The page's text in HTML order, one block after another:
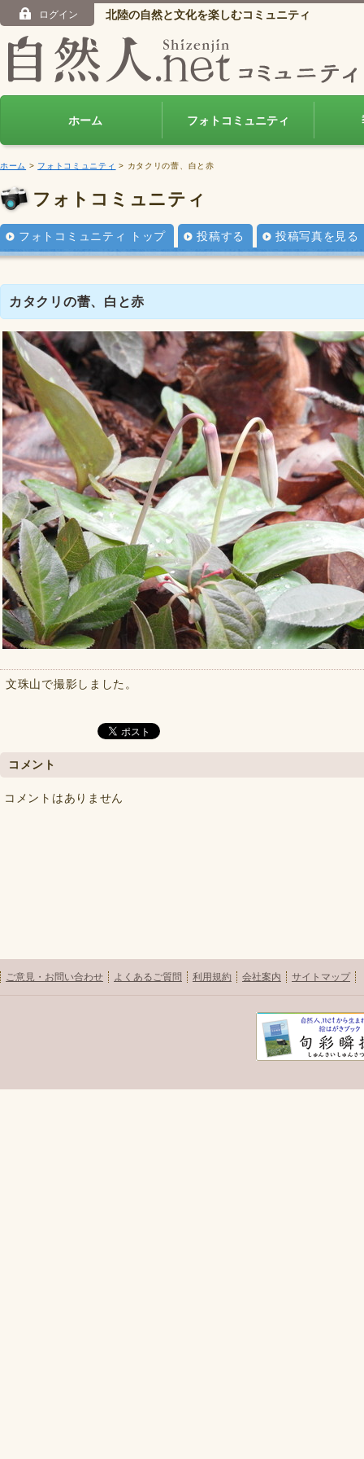
ログイン 北陸の自然と文化を楽しむコミュニティ
ホーム フォトコミュニティ
ホーム > フォトコミュニティ > カタクリの蕾、白と赤
フォトコミュニティ
フォトコミュニティ トップ 投稿する 投稿写真を見る
カタクリの蕾、白と赤
文珠山で撮影しました。
コメント
コメントはありません
ご意見・お問い合わせ よくあるご質問 利用規約 会社案内 サイトマップ